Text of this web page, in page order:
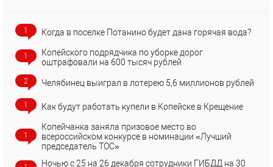
1 Когда в поселке Потанино будет дана горячая вода?
1
Копейского подрядчика по уборке дорог
оштрафовали на 600 тысяч рублей
2 Челябинец выиграл в лотерею 5,6 миллионов рублей
1 Как будут работать купели в Копейске в Крещение
1
Копейчанка заняла призовое место во
всероссийском конкурсе в номинации «Лучший
председатель ТОС»
Ночью с 25 на 26 декабря сотрудники ГИБДД на 30